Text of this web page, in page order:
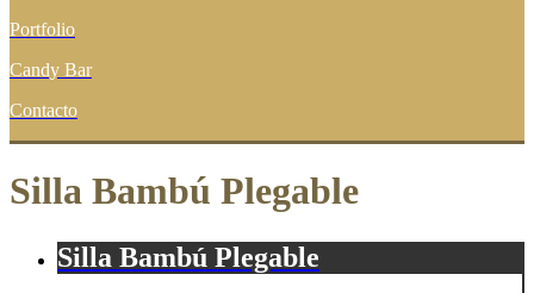
Portfolio
Candy Bar
Contacto
Silla Bambú Plegable
Silla Bambú Plegable